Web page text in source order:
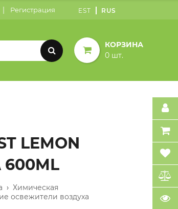
| Регистрация EST RUS
КОРЗИНА
0 шт.
LEMON
600ML
› Химическая
освежители воздуха